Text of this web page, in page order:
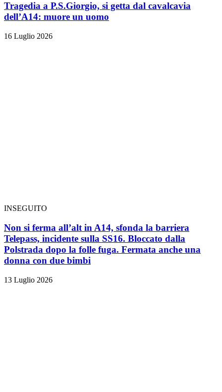
Tragedia a P.S.Giorgio, si getta dal cavalcavia
dell’A14: muore un uomo
16 Luglio 2026
INSEGUITO
Non si ferma all’alt in A14, sfonda la barriera
Telepass, incidente sulla SS16. Bloccato dalla
Polstrada dopo la folle fuga. Fermata anche una
donna con due bimbi
13 Luglio 2026